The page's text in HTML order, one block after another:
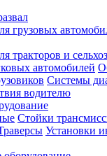
грузовых
тракторов и
автомобилей
Системы
водителю
Стойки
Установки